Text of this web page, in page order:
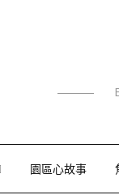
園區心故事